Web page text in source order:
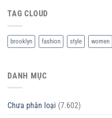
TAG CLOUD
brooklyn fashion style women
DANH MỤC
Chưa phân loại (7.602)